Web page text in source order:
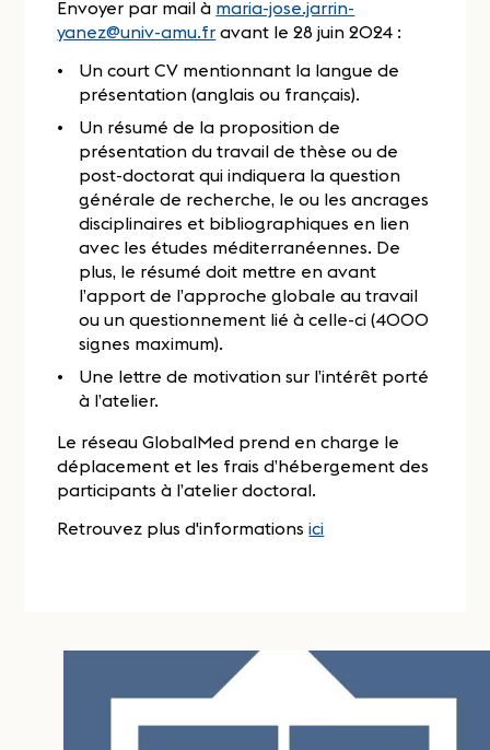
Envoyer par mail à maria-jose.jarrin-
yanez@univ-amu.fr avant le 28 juin 2024 :
Un court CV mentionnant la langue de
présentation (anglais ou français).
Un résumé de la proposition de
présentation du travail de thèse ou de
post-doctorat qui indiquera la question
générale de recherche, le ou les ancrages
disciplinaires et bibliographiques en lien
avec les études méditerranéennes. De
plus, le résumé doit mettre en avant
l’apport de l’approche globale au travail
ou un questionnement lié à celle-ci (4000
signes maximum).
Une lettre de motivation sur l’intérêt porté
à l’atelier.
Le réseau GlobalMed prend en charge le
déplacement et les frais d’hébergement des
participants à l’atelier doctoral.
Retrouvez plus d'informationsici